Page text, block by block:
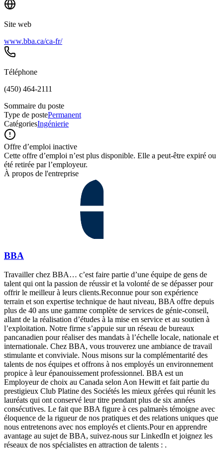
Site web
www.bba.ca/ca-fr/
Téléphone
(450) 464-2111
Sommaire du poste
Type de postePermanent
CatégoriesIngénierie
Offre d’emploi inactive
Cette offre d’emploi n’est plus disponible. Elle a peut-être expiré ou
été retirée par l’employeur.
À propos de l'entreprise
BBA
Travailler chez BBA… c’est faire partie d’une équipe de gens de
talent qui ont la passion de réussir et la volonté de se dépasser pour
offrir le meilleur à leurs clients.Reconnue pour son expérience
terrain et son expertise technique de haut niveau, BBA offre depuis
plus de 40 ans une gamme complète de services de génie-conseil,
allant de la réalisation d’études à la mise en service et au soutien à
l’exploitation. Notre firme s’appuie sur un réseau de bureaux
pancanadien pour réaliser des mandats à l’échelle locale, nationale et
internationale. Chez BBA, vous trouverez une ambiance de travail
stimulante et conviviale. Nous misons sur la complémentarité des
talents de nos équipes et offrons à nos employés un environnement
propice à leur épanouissement professionnel. BBA est un
Employeur de choix au Canada selon Aon Hewitt et fait partie du
prestigieux Club Platine des Sociétés les mieux gérées qui réunit les
lauréats qui ont conservé leur titre pendant plus de six années
consécutives. Le fait que BBA figure à ces palmarès témoigne avec
éloquence de la rigueur de nos pratiques et des relations uniques que
nous entretenons avec nos employés et clients.Pour en apprendre
avantage au sujet de BBA, suivez-nous sur LinkedIn et joignez les
réseaux de nos spécialistes en attraction de talents : .